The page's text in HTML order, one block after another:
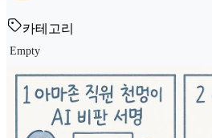
카테고리
Empty